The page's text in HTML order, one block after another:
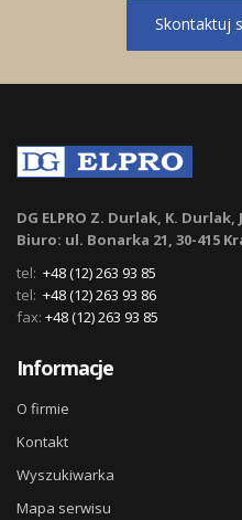
Skontaktuj
DG ELPRO Z. Durlak, K. Durlak,
Biuro: ul. Bonarka 21, 30-415
tel: +48 (12) 263 93 85
tel: +48 (12) 263 93 86
fax: +48 (12) 263 93 85
Informacje
O firmie
Kontakt
Wyszukiwarka
Mapa serwisu